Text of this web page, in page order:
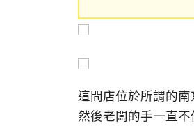
這間店位於所謂的
然後老闆的手一直不